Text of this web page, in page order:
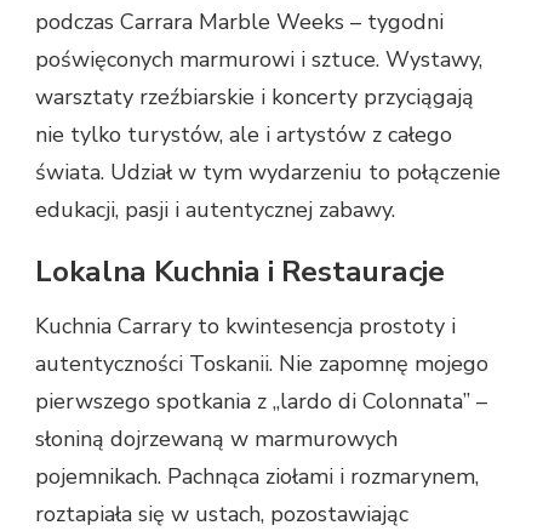
podczas Carrara Marble Weeks – tygodni
poświęconych marmurowi i sztuce. Wystawy,
warsztaty rzeźbiarskie i koncerty przyciągają
nie tylko turystów, ale i artystów z całego
świata. Udział w tym wydarzeniu to połączenie
edukacji, pasji i autentycznej zabawy.
Lokalna Kuchnia i Restauracje
Kuchnia Carrary to kwintesencja prostoty i
autentyczności Toskanii. Nie zapomnę mojego
pierwszego spotkania z „lardo di Colonnata” –
słoniną dojrzewaną w marmurowych
pojemnikach. Pachnąca ziołami i rozmarynem,
roztapiała się w ustach, pozostawiając